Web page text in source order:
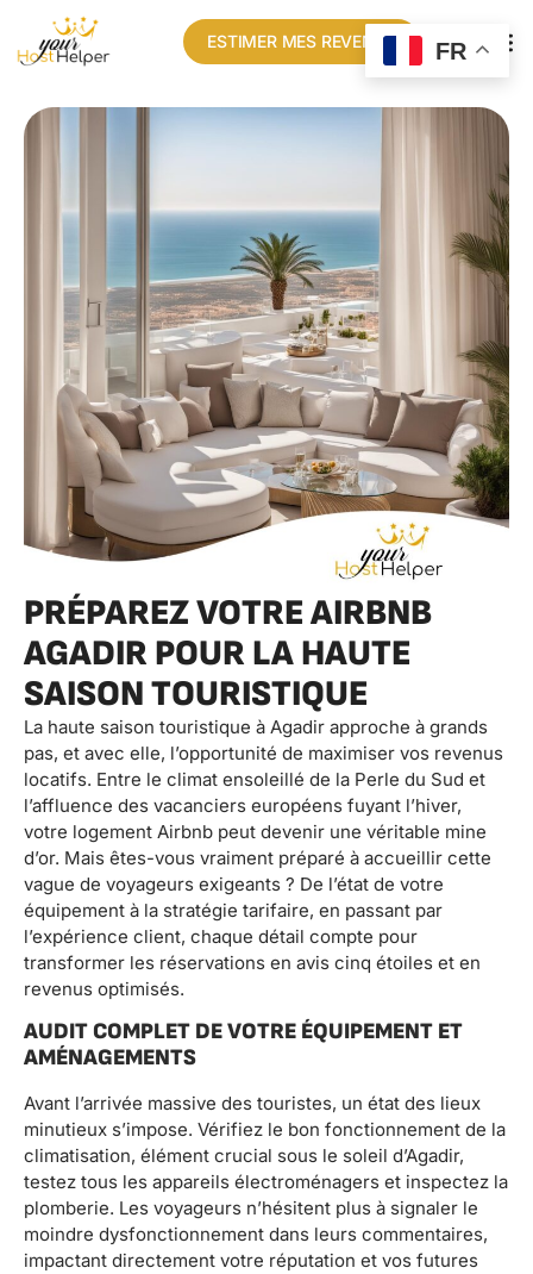
ESTIMER MES REVENUS
PRÉPAREZ VOTRE AIRBNB
AGADIR POUR LA HAUTE
SAISON TOURISTIQUE
La haute saison touristique à Agadir approche à grands
pas, et avec elle, l’opportunité de maximiser vos revenus
locatifs. Entre le climat ensoleillé de la Perle du Sud et
l’affluence des vacanciers européens fuyant l’hiver,
votre logement Airbnb peut devenir une véritable mine
d’or. Mais êtes-vous vraiment préparé à accueillir cette
vague de voyageurs exigeants ? De l’état de votre
équipement à la stratégie tarifaire, en passant par
l’expérience client, chaque détail compte pour
transformer les réservations en avis cinq étoiles et en
revenus optimisés.
AUDIT COMPLET DE VOTRE ÉQUIPEMENT ET
AMÉNAGEMENTS
Avant l’arrivée massive des touristes, un état des lieux
minutieux s’impose. Vérifiez le bon fonctionnement de la
climatisation, élément crucial sous le soleil d’Agadir,
testez tous les appareils électroménagers et inspectez la
plomberie. Les voyageurs n’hésitent plus à signaler le
moindre dysfonctionnement dans leurs commentaires,
impactant directement votre réputation et vos futures
FR